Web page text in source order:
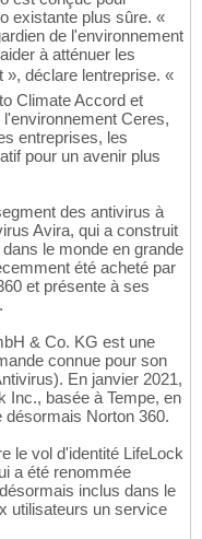
existante plus sûre. «
de l'environnement
à atténuer les
déclare lentreprise. «
Climate Accord et
Ceres,
entreprises, les
pour un avenir plus
des antivirus à
Avira, qui a construit
le monde en grande
été acheté par
et présente à ses
& Co. KG est une
connue pour son
En janvier 2021,
Inc., basée à Tempe, en
Norton 360.
le vol d'identité LifeLock
a été renommée
inclus dans le
utilisateurs un service